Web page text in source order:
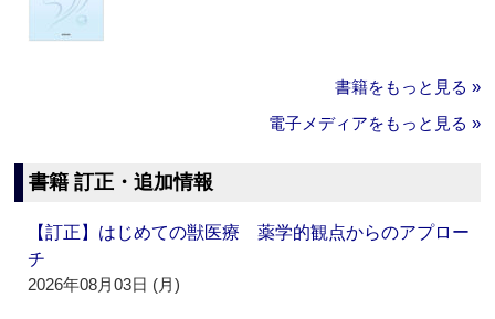
書籍をもっと見る »
電子メディアをもっと見る »
書籍 訂正・追加情報
【訂正】はじめての獣医療 薬学的観点からのアプロー
チ
2026年08月03日 (月)